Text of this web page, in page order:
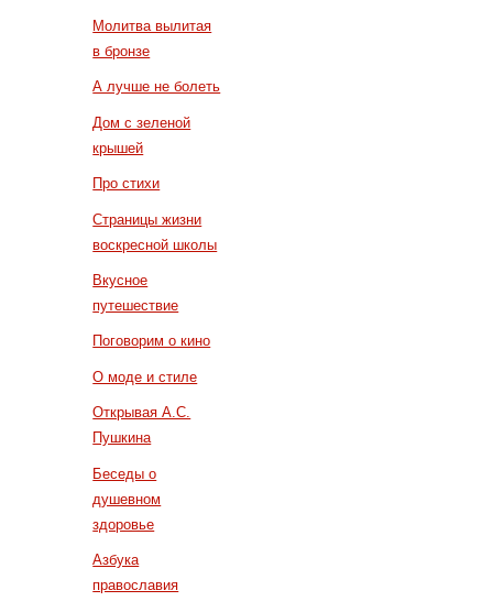
Молитва вылитая
в бронзе
А лучше не болеть
Дом с зеленой
крышей
Про стихи
Страницы жизни
воскресной школы
Вкусное
путешествие
Поговорим о кино
О моде и стиле
Открывая А.С.
Пушкина
Беседы о
душевном
здоровье
Азбука
православия